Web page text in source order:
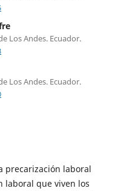
Los Andes. Ecuador.
Los Andes. Ecuador.
precarización laboral
laboral que viven los